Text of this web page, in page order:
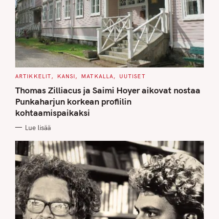
C
T
E
G
O
R
I
S
ARTIKKELIT KANSI MATKALLA UUTISET
Thomas Zilliacus ja Saimi Hoyer aikovat nostaa
Punkaharjun korkean profiilin
kohtaamispaikaksi
Lue lisää